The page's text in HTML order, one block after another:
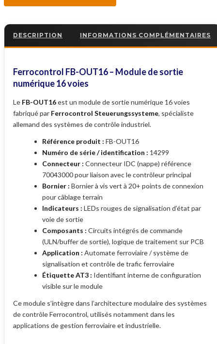
DESCRIPTION INFORMATIONS COMPLÉMENTAIRES
Ferrocontrol FB-OUT16 – Module de sortie
numérique 16 voies
Le FB-OUT16est un module de sortie numérique 16 voies
fabriqué par Ferrocontrol Steuerungssysteme, spécialiste
allemand des systèmes de contrôle industriel.
Référence produit : FB-OUT16
Numéro de série / identification : 14299
Connecteur : Connecteur IDC (nappe) référence
70043000 pour liaison avec le contrôleur principal
Bornier : Bornier à vis vert à 20+ points de connexion
pour câblage terrain
Indicateurs : LEDs rouges de signalisation d’état par
voie de sortie
Composants : Circuits intégrés de commande
(ULN/buffer de sortie), logique de traitement sur PCB
Application : Automate ferroviaire / système de
signalisation et contrôle de trafic ferroviaire
Étiquette AT3 : Identifiant interne de configuration
visible sur le module
Ce module s’intègre dans l’architecture modulaire des systèmes
de contrôle Ferrocontrol, utilisés notamment dans les
applications de gestion ferroviaire et industrielle.